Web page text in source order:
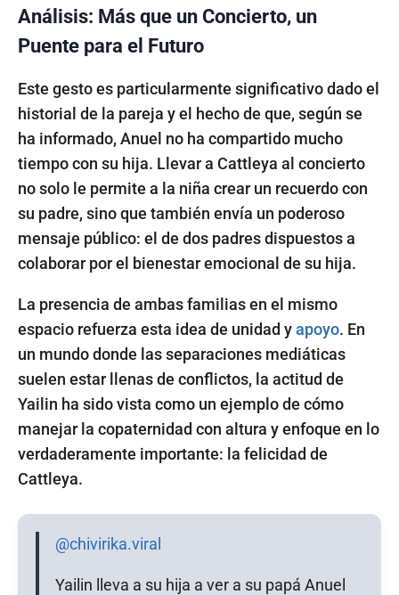
Análisis: Más que un Concierto, un
Puente para el Futuro
Este gesto es particularmente significativo dado el
historial de la pareja y el hecho de que, según se
ha informado, Anuel no ha compartido mucho
tiempo con su hija. Llevar a Cattleya al concierto
no solo le permite a la niña crear un recuerdo con
su padre, sino que también envía un poderoso
mensaje público: el de dos padres dispuestos a
colaborar por el bienestar emocional de su hija.
La presencia de ambas familias en el mismo
espacio refuerza esta idea de unidad yapoyo. En
un mundo donde las separaciones mediáticas
suelen estar llenas de conflictos, la actitud de
Yailin ha sido vista como un ejemplo de cómo
manejar la copaternidad con altura y enfoque en lo
verdaderamente importante: la felicidad de
Cattleya.
@chivirika.viral
Yailin lleva a su hija a ver a su papá Anuel